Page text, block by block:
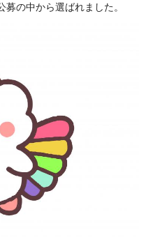
の中から選ばれました。